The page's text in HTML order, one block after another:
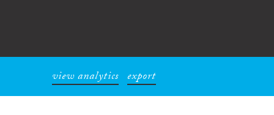
view analytics export